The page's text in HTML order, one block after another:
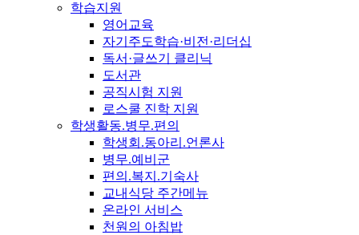
학습지원
영어교육
자기주도학습·비전·리더십
독서·글쓰기 클리닉
도서관
공직시험 지원
로스쿨 진학 지원
학생활동.병무.편의
학생회.동아리.언론사
병무.예비군
편의.복지.기숙사
교내식당 주간메뉴
온라인 서비스
천원의 아침밥